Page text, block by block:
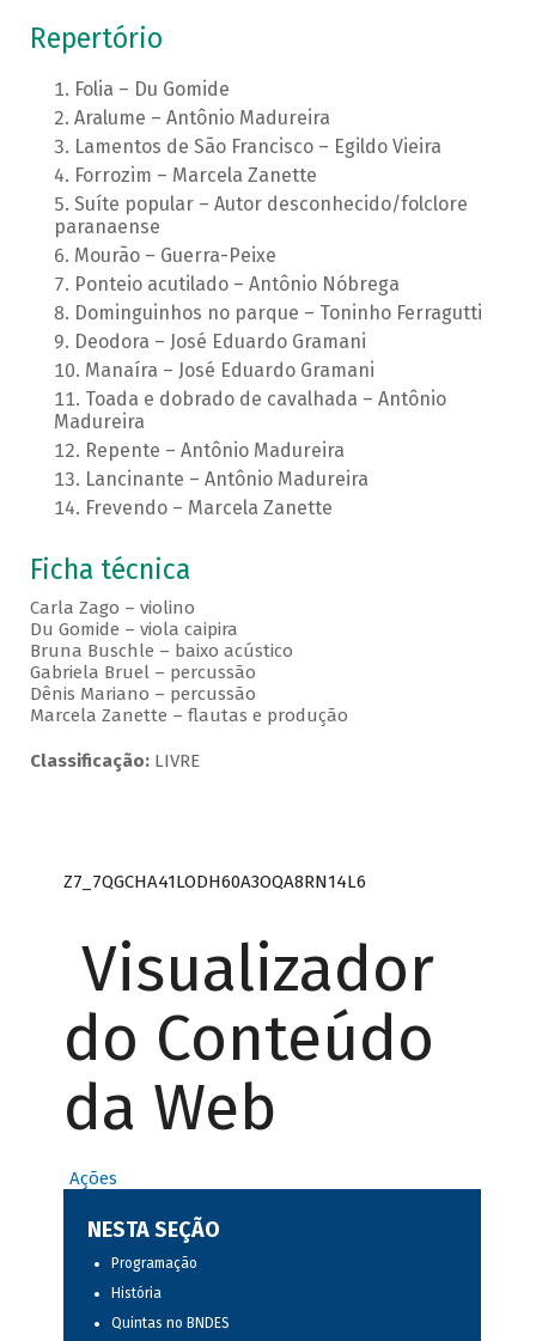
Repertório
Folia – Du Gomide
Aralume – Antônio Madureira
Lamentos de São Francisco – Egildo Vieira
Forrozim – Marcela Zanette
Suíte popular – Autor desconhecido/folclore
paranaense
Mourão – Guerra-Peixe
Ponteio acutilado – Antônio Nóbrega
Dominguinhos no parque – Toninho Ferragutti
Deodora – José Eduardo Gramani
Manaíra – José Eduardo Gramani
Toada e dobrado de cavalhada – Antônio
Madureira
Repente – Antônio Madureira
Lancinante – Antônio Madureira
Frevendo – Marcela Zanette
Ficha técnica
Carla Zago – violino
Du Gomide – viola caipira
Bruna Buschle – baixo acústico
Gabriela Bruel – percussão
Dênis Mariano – percussão
Marcela Zanette – flautas e produção
Classificação:LIVRE
Z7_7QGCHA41LODH60A3OQA8RN14L6
Visualizador
do Conteúdo
da Web
Ações
NESTA SEÇÃO
Programação
História
Quintas no BNDES